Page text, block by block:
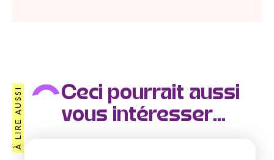
À LIRE AUSSI
Ceci pourrait aussi
vous intéresser...